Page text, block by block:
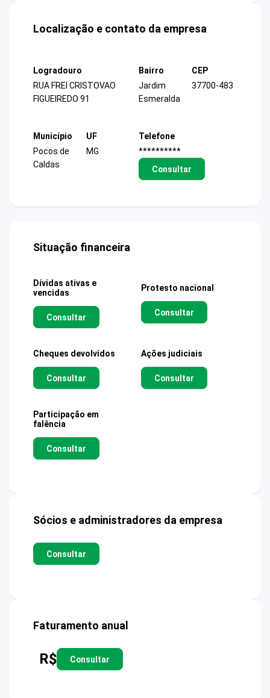
Localização e contato da empresa
Logradouro
RUA FREI CRISTOVAO
FIGUEIREDO 91
Bairro
Jardim
Esmeralda
CEP
37700-483
Município
Pocos de
Caldas
UF
MG
Telefone
**********
Consultar
Situação financeira
Dívidas ativas e
vencidas
Consultar
Protesto nacional
Consultar
Cheques devolvidos
Consultar
Ações judiciais
Consultar
Participação em
falência
Consultar
Sócios e administradores da empresa
Consultar
Faturamento anual
R$ Consultar